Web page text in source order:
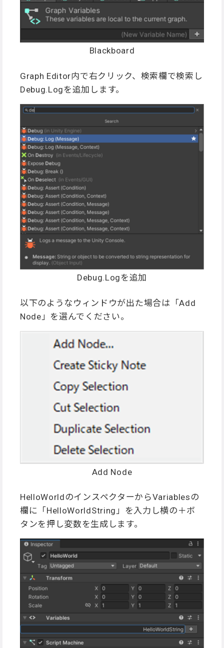
Blackboard
Graph Editor内で右クリック、検索欄で検索し
Debug.Logを追加します。
Debug.Logを追加
以下のようなウィンドウが出た場合は「Add
Node」を選んでください。
Add Node
HelloWorldのインスペクターからVariablesの
欄に「HelloWorldString」を入力し横の＋ボ
タンを押し変数を生成します。